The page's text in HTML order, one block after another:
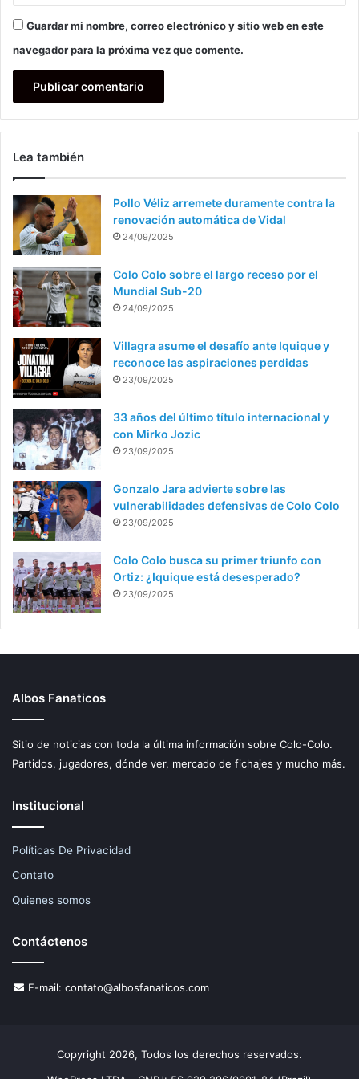
Guardar mi nombre, correo electrónico y sitio web en este
navegador para la próxima vez que comente.
Lea también
Pollo Véliz arremete duramente contra la
renovación automática de Vidal
24/09/2025
Colo Colo sobre el largo receso por el
Mundial Sub-20
24/09/2025
Villagra asume el desafío ante Iquique y
reconoce las aspiraciones perdidas
23/09/2025
33 años del último título internacional y
con Mirko Jozic
23/09/2025
Gonzalo Jara advierte sobre las
vulnerabilidades defensivas de Colo Colo
23/09/2025
Colo Colo busca su primer triunfo con
Ortiz: ¿Iquique está desesperado?
23/09/2025
Albos Fanaticos
Sitio de noticias con toda la última información sobre Colo-Colo.
Partidos, jugadores, dónde ver, mercado de fichajes y mucho más.
Institucional
Políticas De Privacidad
Contato
Quienes somos
Contáctenos
E-mail: contato@albosfanaticos.com
Copyright 2026, Todos los derechos reservados.